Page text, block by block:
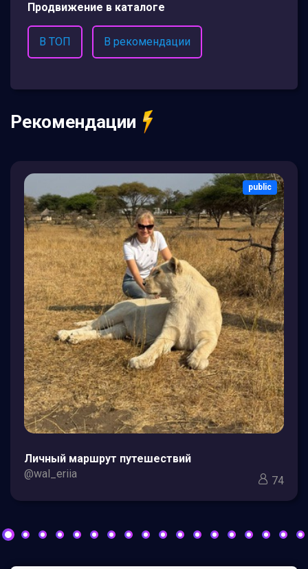
Продвижение в каталоге
В ТОП В рекомендации
Рекомендации
public
Личный маршрут путешествий
@wal_eriia
74